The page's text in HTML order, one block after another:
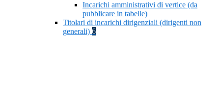
Incarichi amministrativi di vertice (da
pubblicare in tabelle)
Titolari di incarichi dirigenziali (dirigenti non
generali) 6